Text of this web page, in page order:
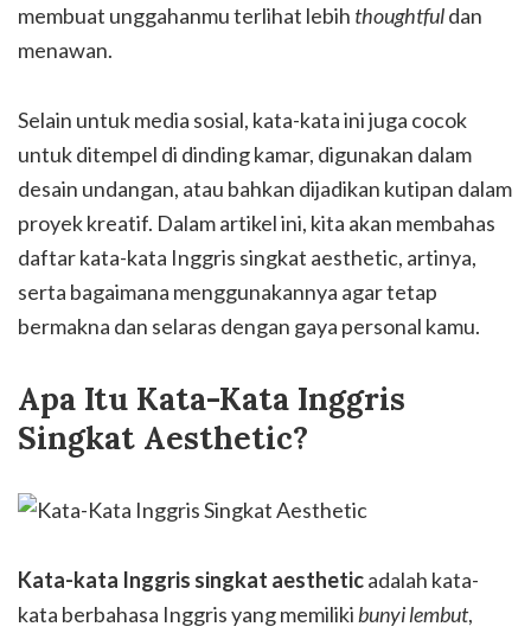
membuat unggahanmu terlihat lebih thoughtfuldan
menawan.
Selain untuk media sosial, kata-kata ini juga cocok
untuk ditempel di dinding kamar, digunakan dalam
desain undangan, atau bahkan dijadikan kutipan dalam
proyek kreatif. Dalam artikel ini, kita akan membahas
daftar kata-kata Inggris singkat aesthetic, artinya,
serta bagaimana menggunakannya agar tetap
bermakna dan selaras dengan gaya personal kamu.
Apa Itu Kata-Kata Inggris
Singkat Aesthetic?
Kata-kata Inggris singkat aestheticadalah kata-
kata berbahasa Inggris yang memiliki bunyi lembut,